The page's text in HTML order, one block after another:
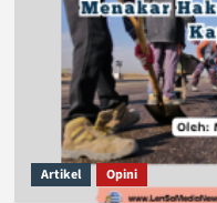
Artikel Opini